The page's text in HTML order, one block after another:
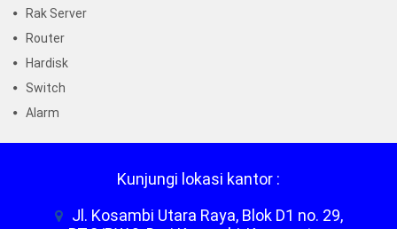
Rak Server
Router
Hardisk
Switch
Alarm
Kunjungi lokasi kantor :
Jl. Kosambi Utara Raya, Blok D1 no. 29,